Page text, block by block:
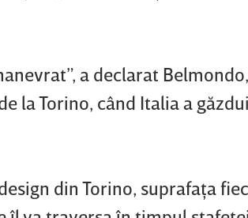
a declarat
la Torino, când Italia a
din Torino, suprafaţa